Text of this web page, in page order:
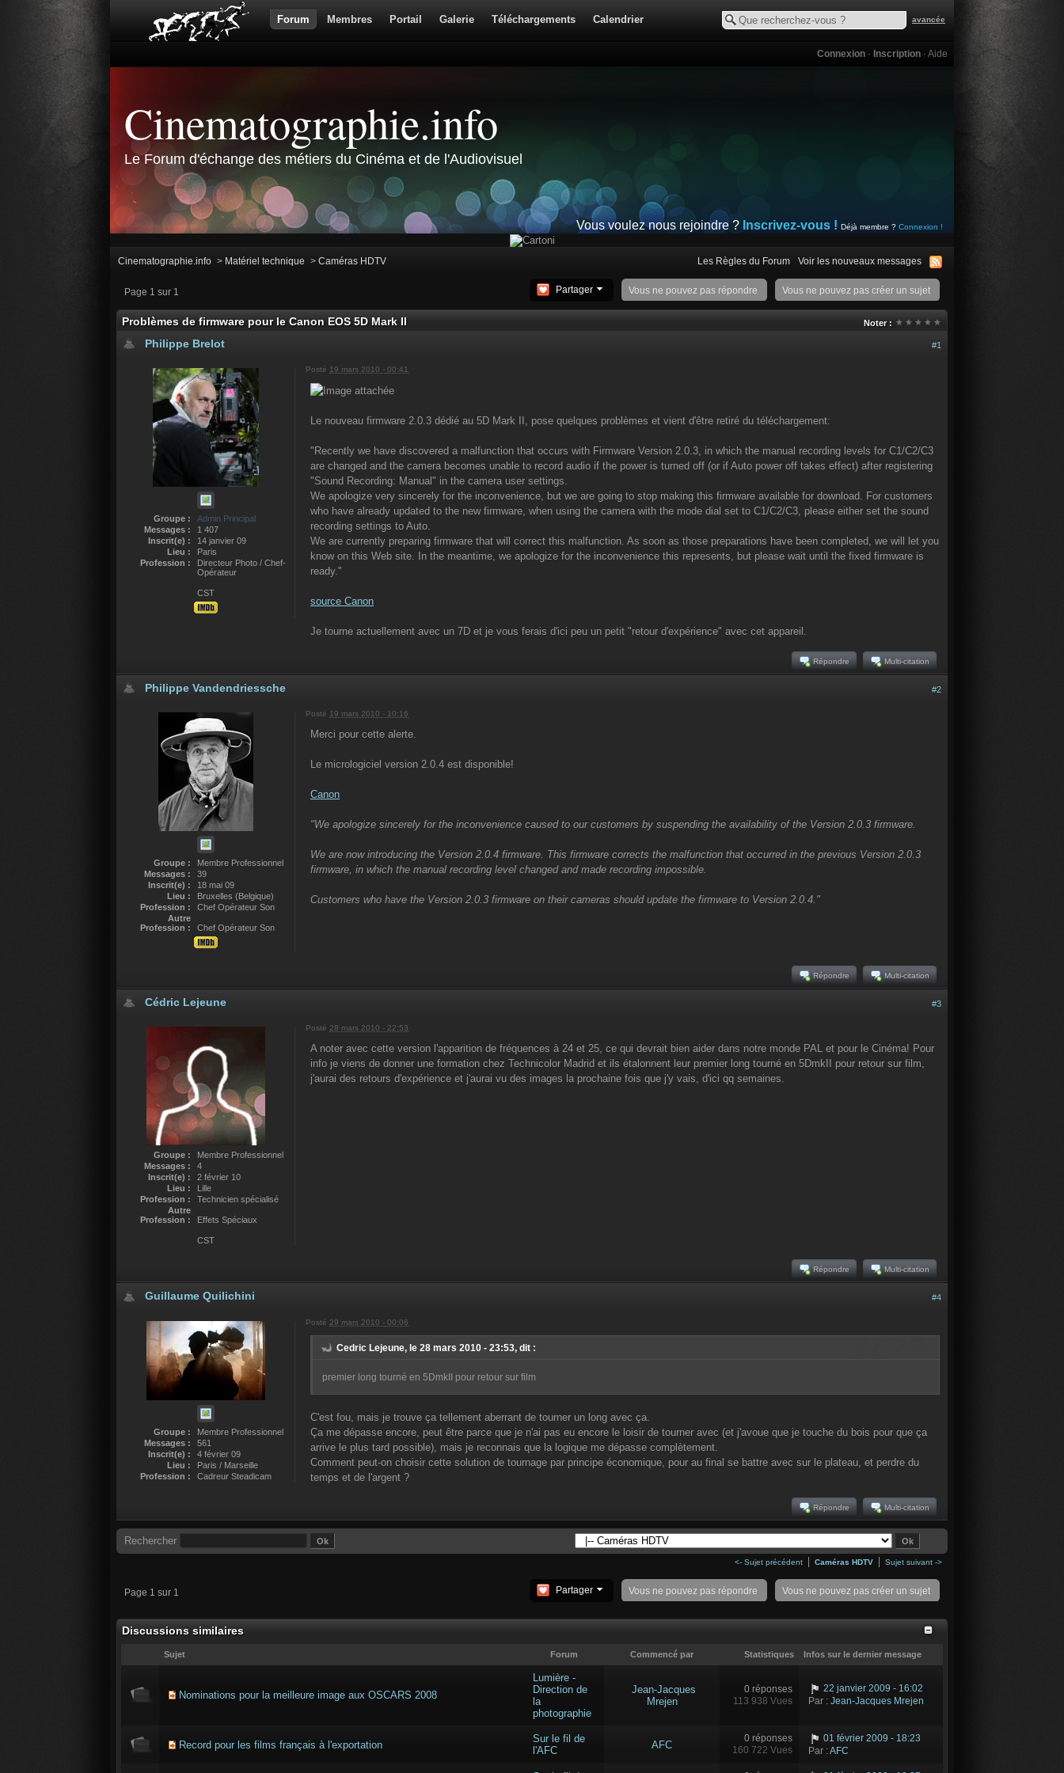
avancée
Forum Membres Portail Galerie Téléchargements Calendrier
Connexion · Inscription · Aide
Cinematographie.info
Le Forum d'échange des métiers du Cinéma et de l'Audiovisuel
Vous voulez nous rejoindre ? Inscrivez-vous ! Déjà membre ? Connexion !
Cinematographie.info > Matériel technique > Caméras HDTV Les Règles du Forum Voir les nouveaux messages
Page 1 sur 1 Vous ne pouvez pas créer un sujet
Vous ne pouvez pas répondre
Partager
Problèmes de firmware pour le Canon EOS 5D Mark II Noter :
#1
Philippe Brelot
Groupe :
Admin Principal
Messages :
1 407
Inscrit(e) :
14 janvier 09
Lieu :
Paris
Profession :
Directeur Photo / Chef-
Opérateur
CST
Posté 19 mars 2010 - 00:41
Le nouveau firmware 2.0.3 dédié au 5D Mark II, pose quelques problèmes et vient d'être retiré du téléchargement:
"Recently we have discovered a malfunction that occurs with Firmware Version 2.0.3, in which the manual recording levels for C1/C2/C3
are changed and the camera becomes unable to record audio if the power is turned off (or if Auto power off takes effect) after registering
"Sound Recording: Manual" in the camera user settings.
We apologize very sincerely for the inconvenience, but we are going to stop making this firmware available for download. For customers
who have already updated to the new firmware, when using the camera with the mode dial set to C1/C2/C3, please either set the sound
recording settings to Auto.
We are currently preparing firmware that will correct this malfunction. As soon as those preparations have been completed, we will let you
know on this Web site. In the meantime, we apologize for the inconvenience this represents, but please wait until the fixed firmware is
ready."
source Canon
Je tourne actuellement avec un 7D et je vous ferais d'ici peu un petit "retour d'expérience" avec cet appareil.
Multi-citation
Répondre
#2
Philippe Vandendriessche
Groupe :
Membre Professionnel
Messages :
39
Inscrit(e) :
18 mai 09
Lieu :
Bruxelles (Belgique)
Profession :
Chef Opérateur Son
Autre
Profession :
Chef Opérateur Son
Posté 19 mars 2010 - 10:16
Merci pour cette alerte.
Le micrologiciel version 2.0.4 est disponible!
Canon
"We apologize sincerely for the inconvenience caused to our customers by suspending the availability of the Version 2.0.3 firmware.
We are now introducing the Version 2.0.4 firmware. This firmware corrects the malfunction that occurred in the previous Version 2.0.3
firmware, in which the manual recording level changed and made recording impossible.
Customers who have the Version 2.0.3 firmware on their cameras should update the firmware to Version 2.0.4."
Multi-citation
Répondre
#3
Cédric Lejeune
Groupe :
Membre Professionnel
Messages :
4
Inscrit(e) :
2 février 10
Lieu :
Lille
Profession :
Technicien spécialisé
Autre
Profession :
Effets Spéciaux
CST
Posté 28 mars 2010 - 22:53
A noter avec cette version l'apparition de fréquences à 24 et 25, ce qui devrait bien aider dans notre monde PAL et pour le Cinéma! Pour
info je viens de donner une formation chez Technicolor Madrid et ils étalonnent leur premier long tourné en 5DmkII pour retour sur film,
j'aurai des retours d'expérience et j'aurai vu des images la prochaine fois que j'y vais, d'ici qq semaines.
Multi-citation
Répondre
#4
Guillaume Quilichini
Groupe :
Membre Professionnel
Messages :
561
Inscrit(e) :
4 février 09
Lieu :
Paris / Marseille
Profession :
Cadreur Steadicam
Posté 29 mars 2010 - 00:06
Cedric Lejeune, le 28 mars 2010 - 23:53, dit :
premier long tourné en 5DmkII pour retour sur film
C'est fou, mais je trouve ça tellement aberrant de tourner un long avec ça.
Ça me dépasse encore, peut être parce que je n'ai pas eu encore le loisir de tourner avec (et j'avoue que je touche du bois pour que ça
arrive le plus tard possible), mais je reconnais que la logique me dépasse complètement.
Comment peut-on choisir cette solution de tournage par principe économique, pour au final se battre avec sur le plateau, et perdre du
temps et de l'argent ?
Multi-citation
Répondre
Rechercher
<- Sujet précédent Caméras HDTV Sujet suivant ->
Page 1 sur 1 Vous ne pouvez pas créer un sujet
Vous ne pouvez pas répondre
Partager
Discussions similaires
Sujet Forum Commencé par Statistiques Infos sur le dernier message
Nominations pour la meilleure image aux OSCARS 2008
Lumière -
Direction de
la
photographie
Jean-Jacques
Mrejen
0 réponses
113 938 Vues
22 janvier 2009 - 16:02
Par : Jean-Jacques Mrejen
Record pour les films français à l'exportation
Sur le fil de
l'AFC
AFC
0 réponses
160 722 Vues
01 février 2009 - 18:23
Par :AFC